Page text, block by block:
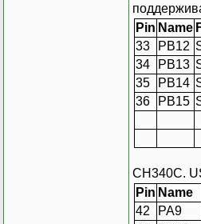
Pin Name
33
PB12
34
PB13
35
PB14
36
PB15
CH340C.
Pin Name
42
PA9